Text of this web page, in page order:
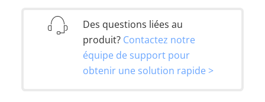
Des questions liées au
produit? Contactez notre
équipe de support pour
obtenir une solution rapide >